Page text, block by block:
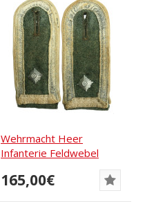
Wehrmacht Heer
Infanterie Feldwebel
165,00€